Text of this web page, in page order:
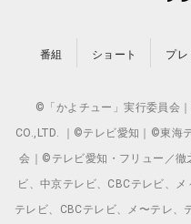
番組 ショート プレ
©「かよチュー」実行委員会
CO.,LTD. ｜©テレビ愛知｜©東海
会｜©テレビ愛知・フリュー／
ビ、中京テレビ、CBCテレビ、
テレビ、CBCテレビ、メ〜テレ